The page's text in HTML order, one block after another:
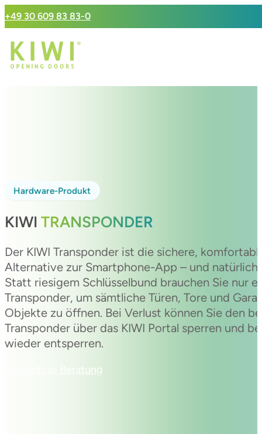
+49 30 609 83 83-0
Hardware-Produkt
KIWI TRANSPONDER
Der KIWI Transponder ist die sichere,
Alternative zur Smartphone-App – und natürlich
Statt riesigem Schlüsselbund brauchen Sie nur
Transponder, um sämtliche Türen, Tore und
Objekte zu öffnen. Bei Verlust können Sie den
Transponder über das KIWI Portal sperren und
wieder entsperren.
Kostenlose Beratung